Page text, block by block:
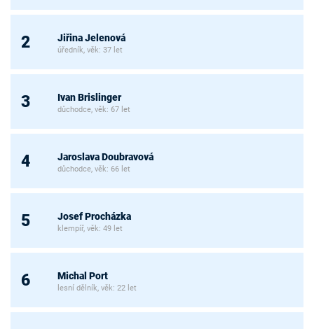
2 Jiřina Jelenová
úředník, věk: 37 let
3 Ivan Brislinger
důchodce, věk: 67 let
4 Jaroslava Doubravová
důchodce, věk: 66 let
5 Josef Procházka
klempíř, věk: 49 let
6 Michal Port
lesní dělník, věk: 22 let